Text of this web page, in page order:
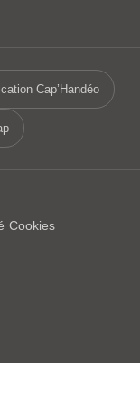
Cap’Handéo
Cookies